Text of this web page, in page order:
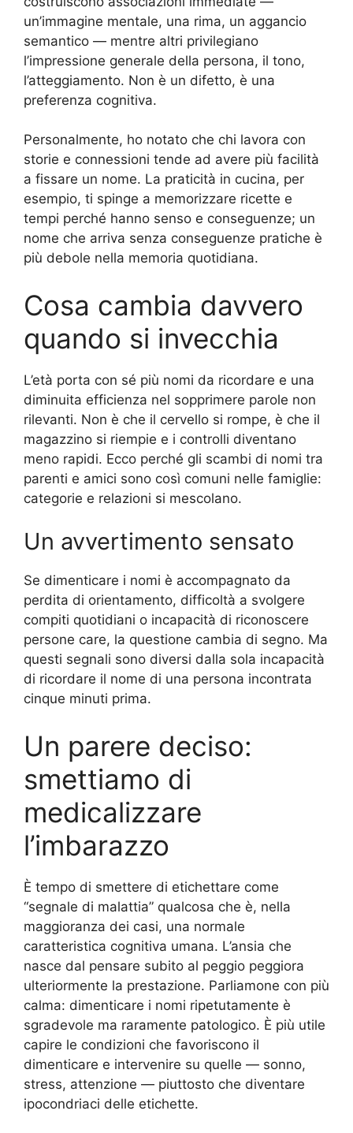
un’immagine mentale, una rima, un aggancio
semantico — mentre altri privilegiano
l’impressione generale della persona, il tono,
l’atteggiamento. Non è un difetto, è una
preferenza cognitiva.
Personalmente, ho notato che chi lavora con
storie e connessioni tende ad avere più facilità
a fissare un nome. La praticità in cucina, per
esempio, ti spinge a memorizzare ricette e
tempi perché hanno senso e conseguenze; un
nome che arriva senza conseguenze pratiche è
più debole nella memoria quotidiana.
Cosa cambia davvero
quando si invecchia
L’età porta con sé più nomi da ricordare e una
diminuita efficienza nel sopprimere parole non
rilevanti. Non è che il cervello si rompe, è che il
magazzino si riempie e i controlli diventano
meno rapidi. Ecco perché gli scambi di nomi tra
parenti e amici sono così comuni nelle famiglie:
categorie e relazioni si mescolano.
Un avvertimento sensato
Se dimenticare i nomi è accompagnato da
perdita di orientamento, difficoltà a svolgere
compiti quotidiani o incapacità di riconoscere
persone care, la questione cambia di segno. Ma
questi segnali sono diversi dalla sola incapacità
di ricordare il nome di una persona incontrata
cinque minuti prima.
Un parere deciso:
smettiamo di
medicalizzare
l’imbarazzo
È tempo di smettere di etichettare come
“segnale di malattia” qualcosa che è, nella
maggioranza dei casi, una normale
caratteristica cognitiva umana. L’ansia che
nasce dal pensare subito al peggio peggiora
ulteriormente la prestazione. Parliamone con più
calma: dimenticare i nomi ripetutamente è
sgradevole ma raramente patologico. È più utile
capire le condizioni che favoriscono il
dimenticare e intervenire su quelle — sonno,
stress, attenzione — piuttosto che diventare
ipocondriaci delle etichette.